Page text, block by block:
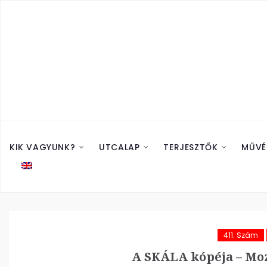
KIK VAGYUNK? UTCALAP TERJESZTŐK
411. Szám
A SKÁLA kópéja –